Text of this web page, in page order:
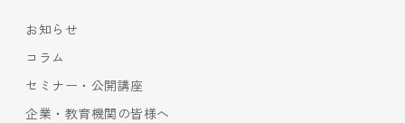
お知らせ
コラム
セミナー・公開講座
企業・教育機関の皆様へ